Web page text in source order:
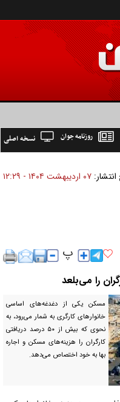
نسخه اصلی روزنامه جوان
انتشار: ۰۷ ارديبهشت ۱۴۰۴ - ۱۲:۲۹
را می‌بلعد
مسکن یکی از دغدغه‌های اساسی
خانوارهای کارگری به شمار می‌رود، به
نحوی که بیش از ۵۰ درصد دریافتی
کارگران را هزینه‌های مسکن و اجاره
بها به خود اختصاص می‌دهد.